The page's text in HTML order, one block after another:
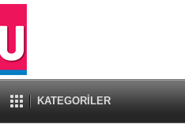
KATEGORİLER